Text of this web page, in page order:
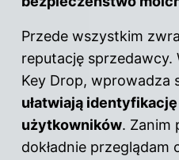
Przede wszystkim
reputację
Key Drop, wprowadza
ułatwiają
użytkowników. Zanim
dokładnie przeglądam